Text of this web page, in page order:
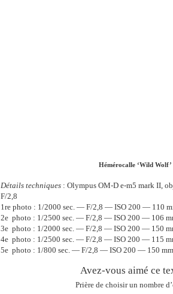
Hémérocalle ‘Wild Wolf’
Détails techniques : Olympus OM-D e-m5 mark II,
F/2,8
1re photo : 1/2000 sec. — F/2,8 — ISO 200 — 110
2e photo : 1/2500 sec. — F/2,8 — ISO 200 — 106
3e photo : 1/2000 sec. — F/2,8 — ISO 200 — 150
4e photo : 1/2500 sec. — F/2,8 — ISO 200 — 115
5e photo : 1/800 sec. — F/2,8 — ISO 200 — 150 mm
Avez-vous aimé ce
Prière de choisir un nombre